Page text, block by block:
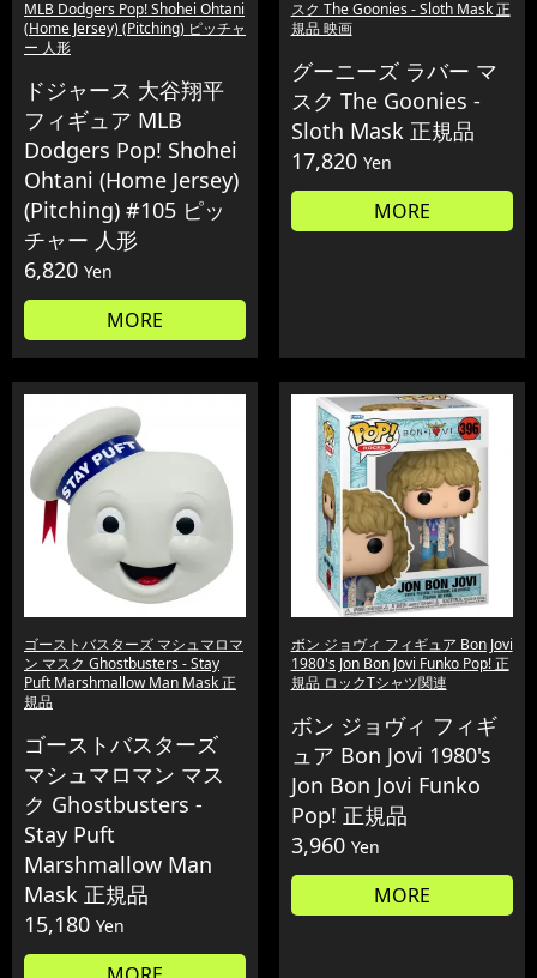
MLB Dodgers Pop! Shohei Ohtani
(Home Jersey) (Pitching) ピッチャ
ー 人形
ドジャース 大谷翔平
フィギュア MLB
Dodgers Pop! Shohei
Ohtani (Home Jersey)
(Pitching) #105 ピッ
チャー 人形
6,820 Yen
MORE
スク The Goonies - Sloth Mask 正
規品 映画
グーニーズ ラバー マ
スク The Goonies -
Sloth Mask 正規品
17,820 Yen
MORE
ゴーストバスターズ マシュマロマ
ン マスク Ghostbusters - Stay
Puft Marshmallow Man Mask 正
規品
ゴーストバスターズ
マシュマロマン マス
ク Ghostbusters -
Stay Puft
Marshmallow Man
Mask 正規品
15,180 Yen
ボン ジョヴィ フィギュア Bon Jovi
1980's Jon Bon Jovi Funko Pop! 正
規品 ロックTシャツ関連
ボン ジョヴィ フィギ
ュア Bon Jovi 1980's
Jon Bon Jovi Funko
Pop! 正規品
3,960 Yen
MORE